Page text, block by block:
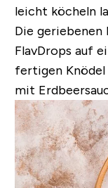
leicht köcheln
Die geriebenen
FlavDrops auf
fertigen Knödel
mit